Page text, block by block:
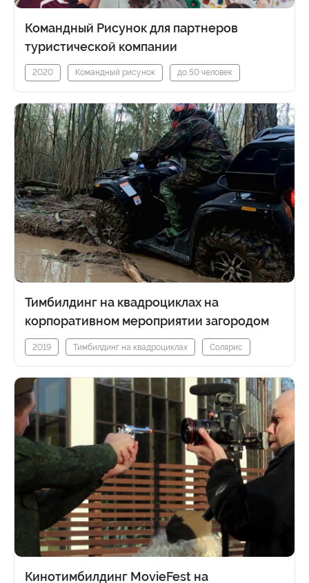
Командный Рисунок для партнеров
туристической компании
2020 Командный рисунок до 50 человек
Тимбилдинг на квадроциклах на
корпоративном мероприятии загородом
2019 Тимбилдинг на квадроциклах Солярис
Кинотимбилдинг MovieFest на